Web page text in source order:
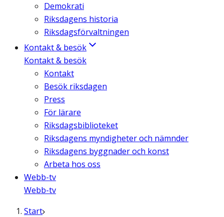
Demokrati
Riksdagens historia
Riksdagsförvaltningen
Kontakt & besök
Kontakt & besök
Kontakt
Besök riksdagen
Press
För lärare
Riksdagsbiblioteket
Riksdagens myndigheter och nämnder
Riksdagens byggnader och konst
Arbeta hos oss
Webb-tv
Webb-tv
Start